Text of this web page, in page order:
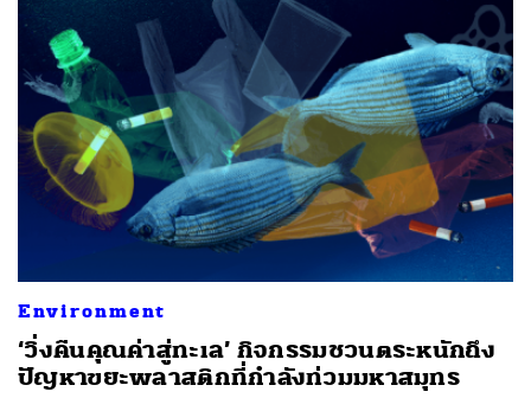
Environment
‘วิ่งคืนคุณค่าสู่ทะเล’ กิจกรรมชวนตระหนักถึง
ปัญหาขยะพลาสติกที่กำลังท่วมมหาสมุทร